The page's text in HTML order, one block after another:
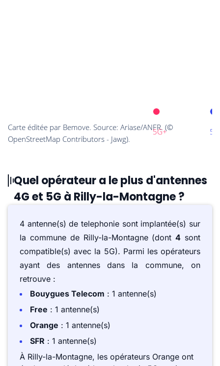
Quel opérateur a le plus d'antennes
4G et 5G à Rilly-la-Montagne ?
4 antenne(s) de telephonie sont implantée(s) sur
la commune de Rilly-la-Montagne (dont4 sont
compatible(s) avec la 5G). Parmi les opérateurs
ayant des antennes dans la commune, on
retrouve :
Bouygues Telecom : 1 antenne(s)
Free : 1 antenne(s)
Orange : 1 antenne(s)
SFR : 1 antenne(s)
À Rilly-la-Montagne, les opérateurs Orange ont